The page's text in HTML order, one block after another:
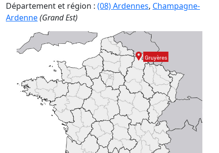
Département et région : (08) Ardennes, Champagne-
Ardenne(Grand Est)